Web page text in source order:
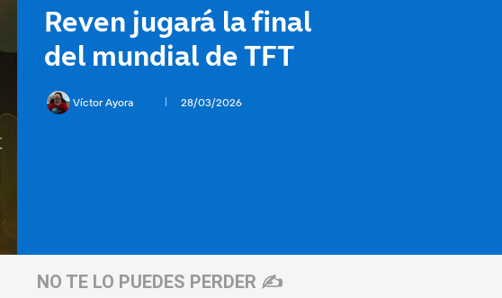
Reven jugará la final
del mundial de TFT
Víctor Ayora 28/03/2026
NO TE LO PUEDES PERDER ✍️